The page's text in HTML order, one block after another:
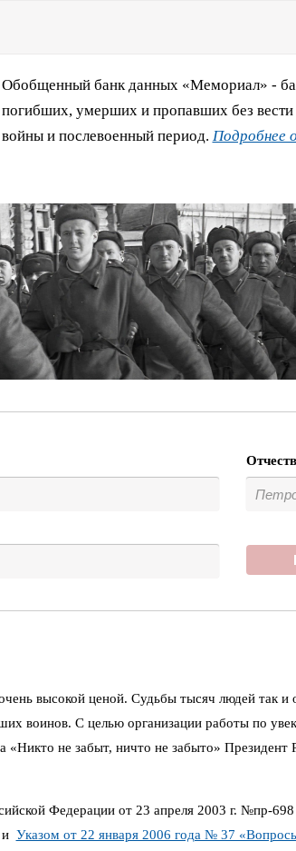
Обобщенный банк данных «Мемориал» -
погибших, умерших и пропавших без
войны и послевоенный период. Подробнее
высокой ценой. Судьбы тысяч людей так
воинов. С целью организации работы по
«Никто не забыт, ничто не забыто» Президент
Федерации от 23 апреля 2003 г. №пр-
Указом от 22 января 2006 года № 37